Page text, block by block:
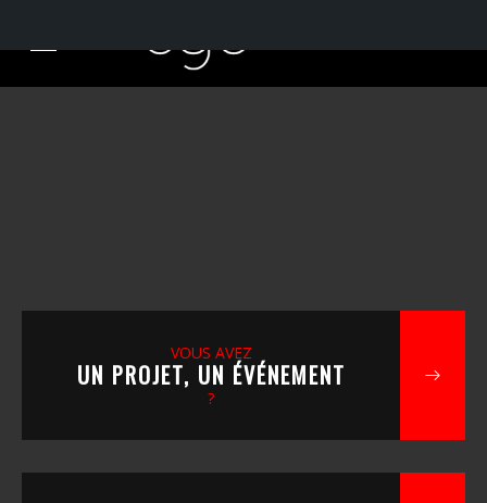
VOUS AVEZ
UN PROJET, UN ÉVÉNEMENT
?